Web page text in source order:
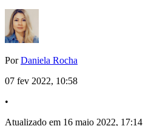
PorDaniela Rocha
07 fev 2022, 10:58
•
Atualizado em 16 maio 2022, 17:14